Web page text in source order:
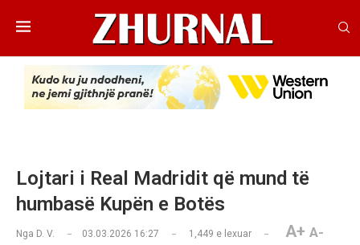
Lojtari i Real Madridit që mund të
humbasë Kupën e Botës
Nga D. V. 03.03.2026 16:27 1,449 e lexuar A+ A-